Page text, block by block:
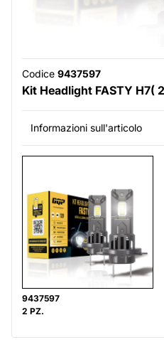
Codice 9437597
Kit Headlight FASTY H7(
Informazioni sull'articolo
9437597
2 PZ.